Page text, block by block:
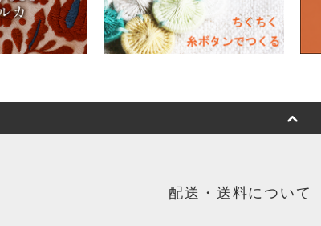
配送・送料について